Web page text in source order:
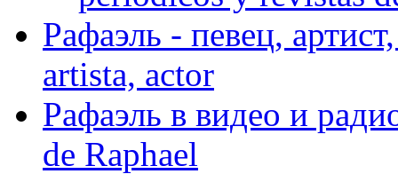
Рафаэль - певец,
artista, actor
Рафаэль в видео и
de Raphael